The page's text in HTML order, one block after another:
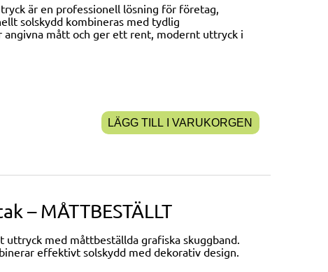
är en professionell lösning för företag,
solskydd kombineras med tydlig
mått och ger ett rent, modernt uttryck i
LÄGG TILL I VARUKORGEN
– MÅTTBESTÄLLT
med måttbeställda grafiska skuggband.
effektivt solskydd med dekorativ design.